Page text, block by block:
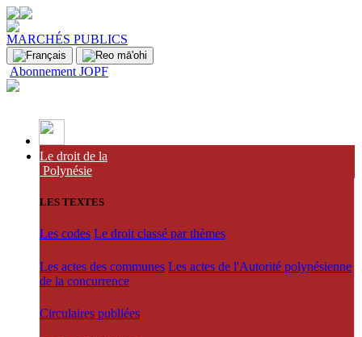
MARCHÉS PUBLICS
Abonnement JOPF
Le droit de la
Polynésie
LES TEXTES
Les codes Le droit classé par thèmes
Les actes des communes Les actes de l'Autorité polynésienne
de la concurrence
Circulaires publiées